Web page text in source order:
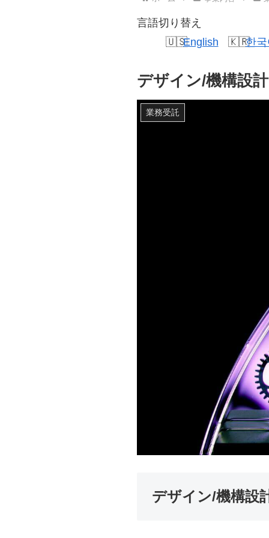
言語切り替え
English
한
デザイン/機構設計
業務受託
デザイン/機構設